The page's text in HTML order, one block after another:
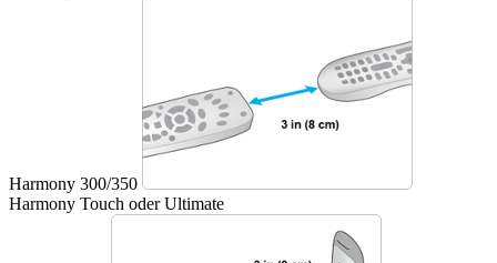
Harmony 300/350
Harmony Touch oder Ultimate